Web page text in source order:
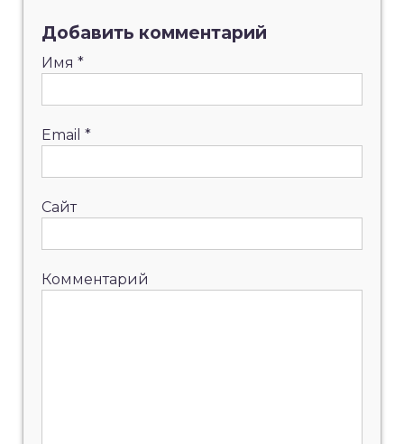
Добавить комментарий
Имя *
Email *
Сайт
Комментарий